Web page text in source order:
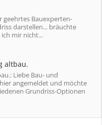
geehrtes Bauexperten-
darstellen... bräuchte
mir nicht...
altbau.
Liebe Bau- und
angemeldet und möchte
Grundriss-Optionen